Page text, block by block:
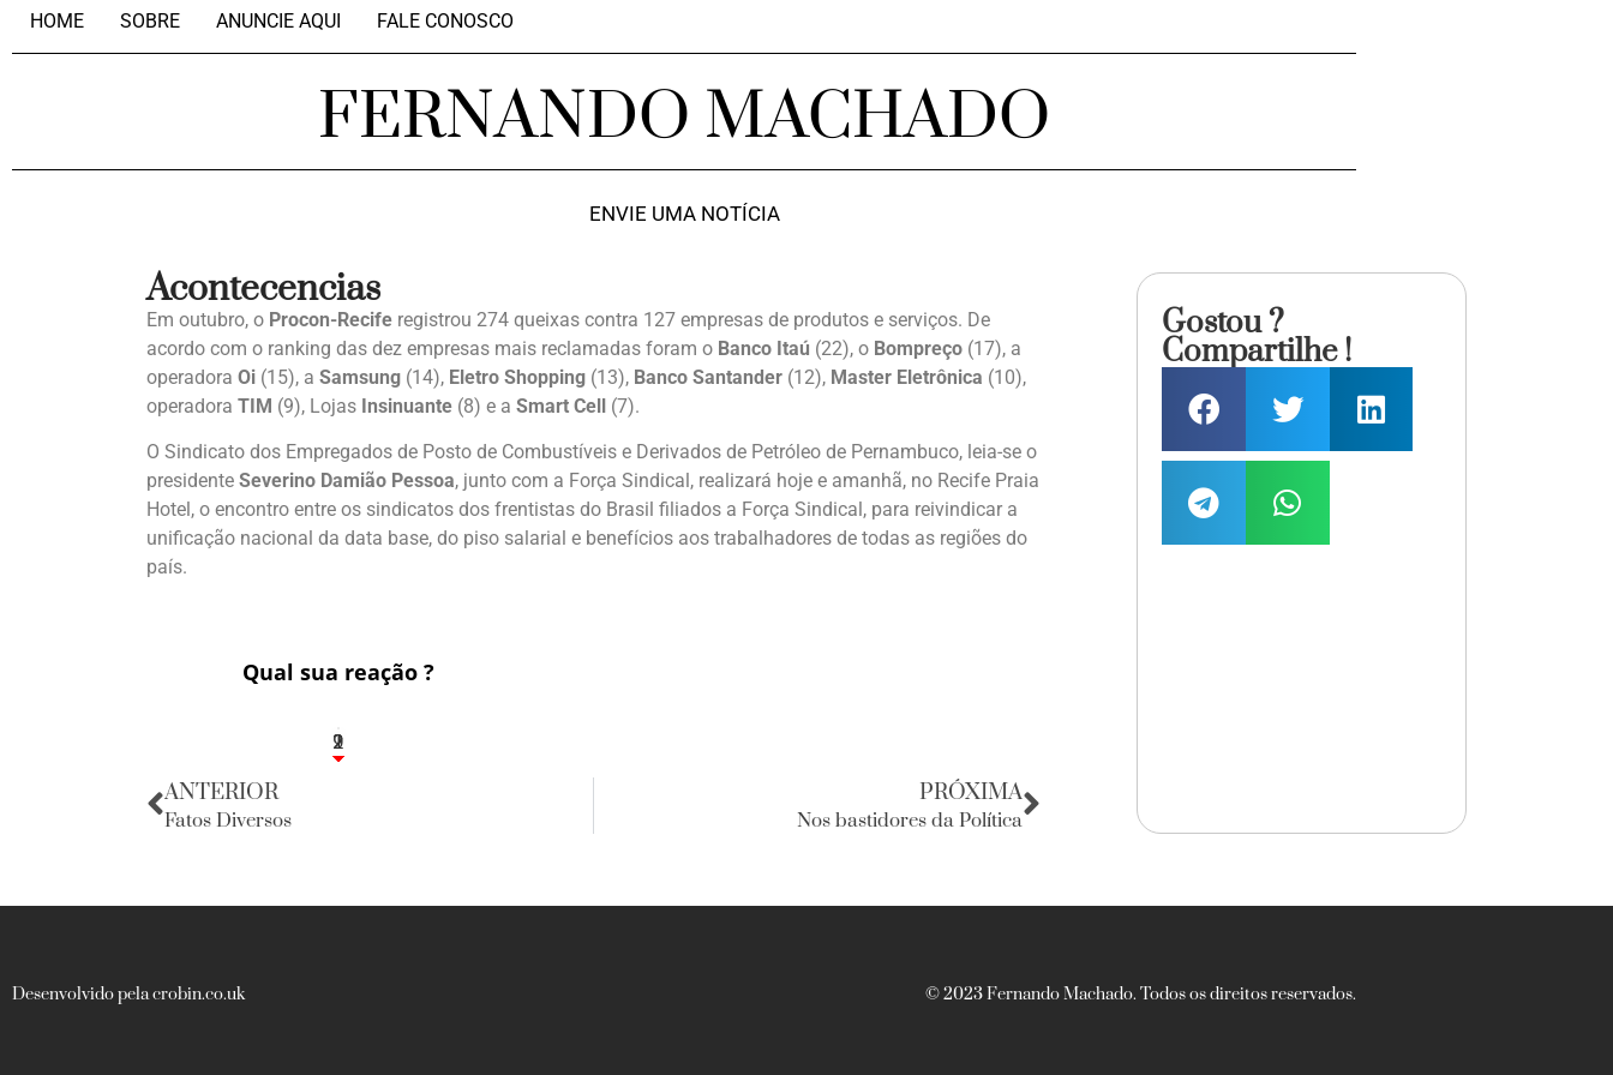
HOME SOBRE ANUNCIE AQUI FALE CONOSCO
FERNANDO MACHADO
ENVIE UMA NOTÍCIA
Acontecencias
Em outubro, o Procon-Recife registrou 274 queixas contra 127 empresas de produtos e serviços. De
acordo com o ranking das dez empresas mais reclamadas foram o Banco Itaú (22), o Bompreço (17), a
operadora Oi (15), a Samsung (14), Eletro Shopping (13), Banco Santander (12), Master Eletrônica (10),
operadora TIM (9), Lojas Insinuante (8) e a Smart Cell (7).
O Sindicato dos Empregados de Posto de Combustíveis e Derivados de Petróleo de Pernambuco, leia-se o
presidente Severino Damião Pessoa, junto com a Força Sindical, realizará hoje e amanhã, no Recife Praia
Hotel, o encontro entre os sindicatos dos frentistas do Brasil filiados a Força Sindical, para reivindicar a
unificação nacional da data base, do piso salarial e benefícios aos trabalhadores de todas as regiões do
país.
Qual sua reação ?
2
1
2
9
ANTERIOR
Fatos Diversos
PRÓXIMA
Nos bastidores da Política
Gostou ?
Compartilhe !
Desenvolvido pela crobin.co.uk © 2023 Fernando Machado. Todos os direitos reservados.